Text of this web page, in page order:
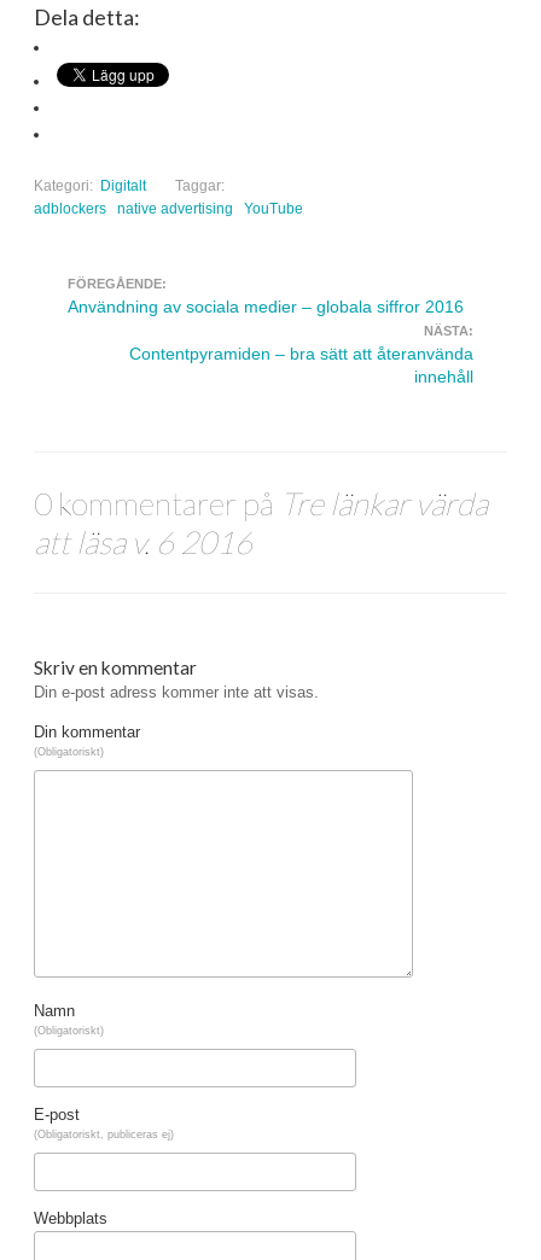
Dela detta:
Kategori: Digitalt
Taggar:
adblockers
native advertising YouTube
Navigera inlägg
FÖREGÅENDE:
Användning av sociala medier – globala siffror 2016
NÄSTA:
Contentpyramiden – bra sätt att återanvända
innehåll
0 kommentarer på Tre länkar värda
att läsa v. 6 2016
Skriv en kommentar
Din e-post adress kommer inte att visas.
Din kommentar
(Obligatoriskt)
Namn
(Obligatoriskt)
E-post
(Obligatoriskt, publiceras ej)
Webbplats